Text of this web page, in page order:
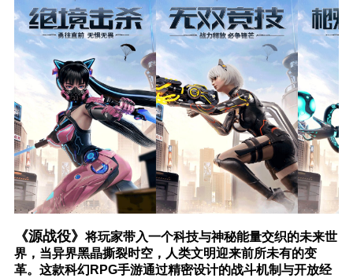
《源战役》将玩家带入一个科技与神秘能量交织的未来世
界，当异界黑晶撕裂时空，人类文明迎来前所未有的变
革。这款科幻RPG手游通过精密设计的战斗机制与开放经